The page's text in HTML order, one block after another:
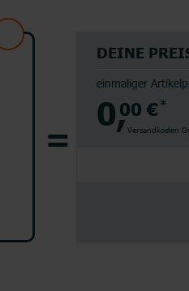
DEINE
einmaliger
0,00 € *
Versandkosten